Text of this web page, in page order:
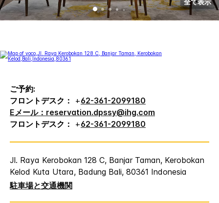
ご予約:
フロントデスク：
+62-361-2099180
Eメール：reservation.dpssy@ihg.com
フロントデスク：
+62-361-2099180
Jl. Raya Kerobokan 128 C, Banjar Taman, Kerobokan
Kelod Kuta Utara, Badung Bali, 80361 Indonesia
駐車場と交通機関